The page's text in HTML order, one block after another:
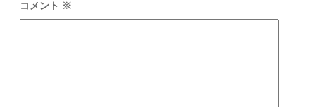
コメント ※